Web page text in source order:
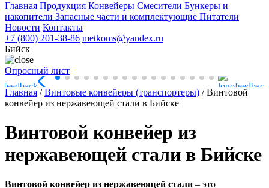
Главная Продукция Конвейеры Смесители Бункеры и
накопители Запасные части и комплектующие Питатели
Новости Контакты
+7 (800) 201-38-86 metkoms@yandex.ru
Бийск
Опросный лист
Главная /Винтовые конвейеры (транспортеры) /Винтовой
конвейер из нержавеющей стали в Бийске
Винтовой конвейер из
нержавеющей стали в Бийске
Винтовой конвейер из нержавеющей стали – это